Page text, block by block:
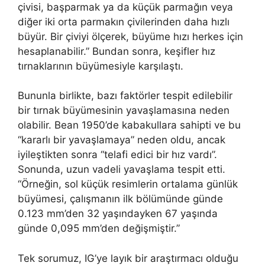
çivisi, başparmak ya da küçük parmağın veya
diğer iki orta parmakın çivilerinden daha hızlı
büyür. Bir çiviyi ölçerek, büyüme hızı herkes için
hesaplanabilir.” Bundan sonra, keşifler hız
tırnaklarının büyümesiyle karşılaştı.
Bununla birlikte, bazı faktörler tespit edilebilir
bir tırnak büyümesinin yavaşlamasına neden
olabilir. Bean 1950’de kabakullara sahipti ve bu
“kararlı bir yavaşlamaya” neden oldu, ancak
iyileştikten sonra “telafi edici bir hız vardı”.
Sonunda, uzun vadeli yavaşlama tespit etti.
“Örneğin, sol küçük resimlerin ortalama günlük
büyümesi, çalışmanın ilk bölümünde günde
0.123 mm’den 32 yaşındayken 67 yaşında
günde 0,095 mm’den değişmiştir.”
Tek sorumuz, IG’ye layık bir araştırmacı olduğu